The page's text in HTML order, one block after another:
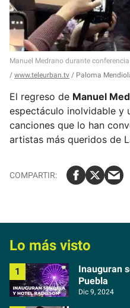
Manuel Medrano durante conferencia
www.teleurban.tv / Paloma
El regreso de Manuel
espectáculo inolvidable y
canciones que lo han
artistas más queridos de
Lo más visto
Inauguran
Puebla
Dic 9, 2024